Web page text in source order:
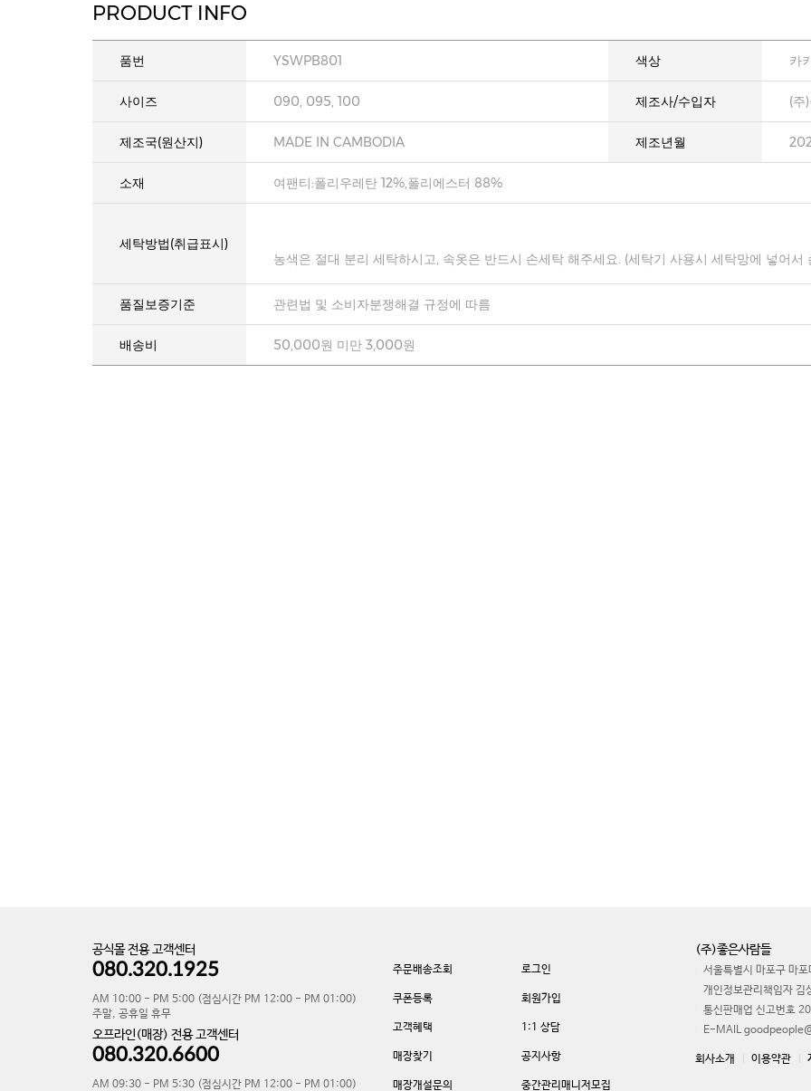
PRODUCT INFO
품번 YSWPB801 색상 카
사이즈 090, 095, 100 제조사/수입자 (주
제조국(원산지) MADE IN CAMBODIA 제조년월
소재 여팬티:폴리우레탄 12%,폴리에스터 88%
세탁방법(취급표시)
농색은 절대 분리 세탁하시고, 속옷은 반드시 손세탁 해주세요. (세탁기 사용시 세탁망에 넣어서
품질보증기준 관련법 및 소비자분쟁해결 규정에 따름
배송비 50,000원 미만 3,000원
공식몰 전용 고객센터
080.320.1925
AM 10:00 - PM 5:00 (점심시간 PM 12:00 - PM 01:00)
주말, 공휴일 휴무
오프라인(매장) 전용 고객센터
080.320.6600
AM 09:30 - PM 5:30 (점심시간 PM 12:00 - PM 01:00)
주문배송조회 로그인
쿠폰등록 회원가입
고객혜택 1:1 상담
매장찾기 공지사항
매장개설문의 중간관리매니저모집
(주)좋은사람들
서울특별시 마포구 마
개인정보관리책임자 김
통신판매업 신고번호
E-MAIL
회사소개 이용약관